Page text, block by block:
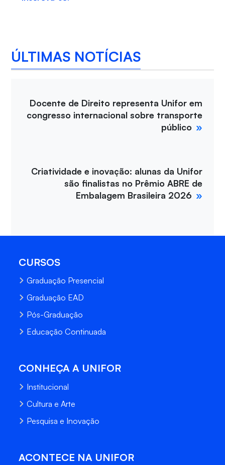
ÚLTIMAS NOTÍCIAS
Docente de Direito representa Unifor em
congresso internacional sobre transporte
público
Criatividade e inovação: alunas da Unifor
são finalistas no Prêmio ABRE de
Embalagem Brasileira 2026
CURSOS
Graduação Presencial
Graduação EAD
Pós-Graduação
Educação Continuada
CONHEÇA A UNIFOR
Institucional
Cultura e Arte
Pesquisa e Inovação
ACONTECE NA UNIFOR